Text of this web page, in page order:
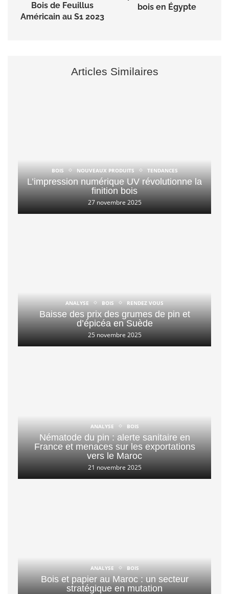
Bois de Feuillus
Américain au S1 2023
bois en Égypte
Articles Similaires
BOIS NOUVEAUX PRODUITS TENDANCES
L’impression numérique UV révolutionne la
finition bois
27 novembre 2025
ANALYSE BOIS RENDEZ VOUS
Baisse des prix des grumes de pin et
d’épicéa en Suède
25 novembre 2025
ANALYSE BOIS
Nématode du pin : alerte sanitaire en
France et menaces sur les exportations
vers le Maroc
21 novembre 2025
ANALYSE BOIS
Bois et papier au Maroc : un secteur
stratégique en mutation